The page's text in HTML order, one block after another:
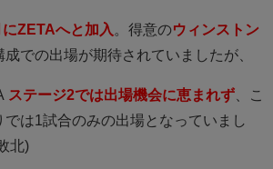
ZETAへと加入 。得意のウィンストン
での出場が期待されていましたが、
ステージ2では出場機会に恵まれず 、こ
は1試合のみの出場となっていまし
北)